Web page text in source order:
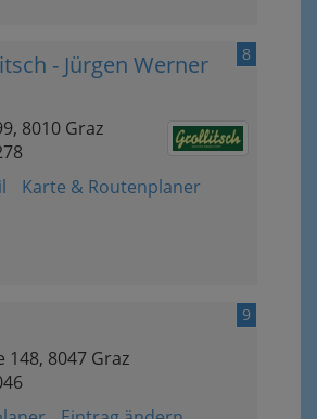
8
- Jürgen Werner
8010 Graz
Karte & Routenplaner
9
148, 8047 Graz